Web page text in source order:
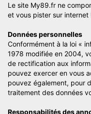
Le site My89.fr ne
et vous pister sur internet
Données personnelles
Conformément à la loi «
1978 modifiée en 2004,
de rectification aux
pouvez exercer en vous
pouvez également, pour
traitement des données
Responsabilités des